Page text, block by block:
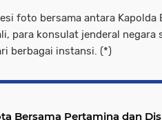
foto bersama antara Kapolda
para konsulat jenderal negara
berbagai instansi. (*)
Bersama Pertamina dan